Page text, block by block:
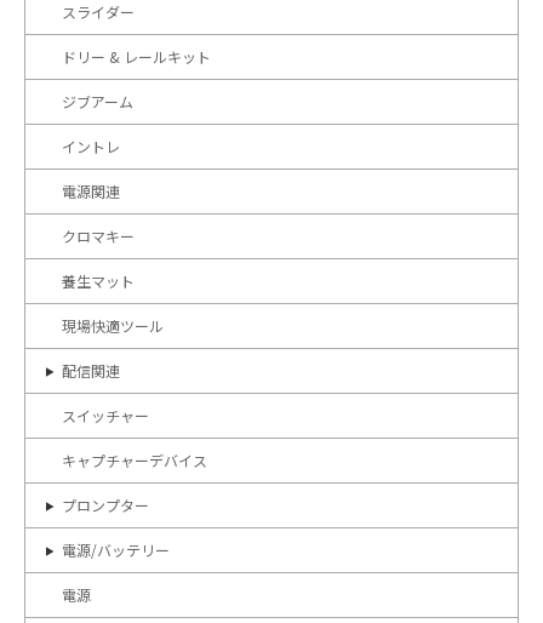
スライダー
ドリー & レールキット
ジブアーム
イントレ
電源関連
クロマキー
養生マット
現場快適ツール
配信関連
スイッチャー
キャプチャーデバイス
プロンプター
電源/バッテリー
電源